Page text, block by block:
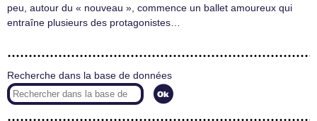
peu, autour du « nouveau », commence un ballet amoureux qui
entraîne plusieurs des protagonistes…
Recherche dans la base de données